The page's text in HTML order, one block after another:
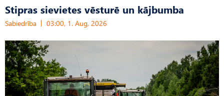
Stipras sievietes vēsturē un kājbumba
Sabiedrība 03:00, 1. Aug, 2026